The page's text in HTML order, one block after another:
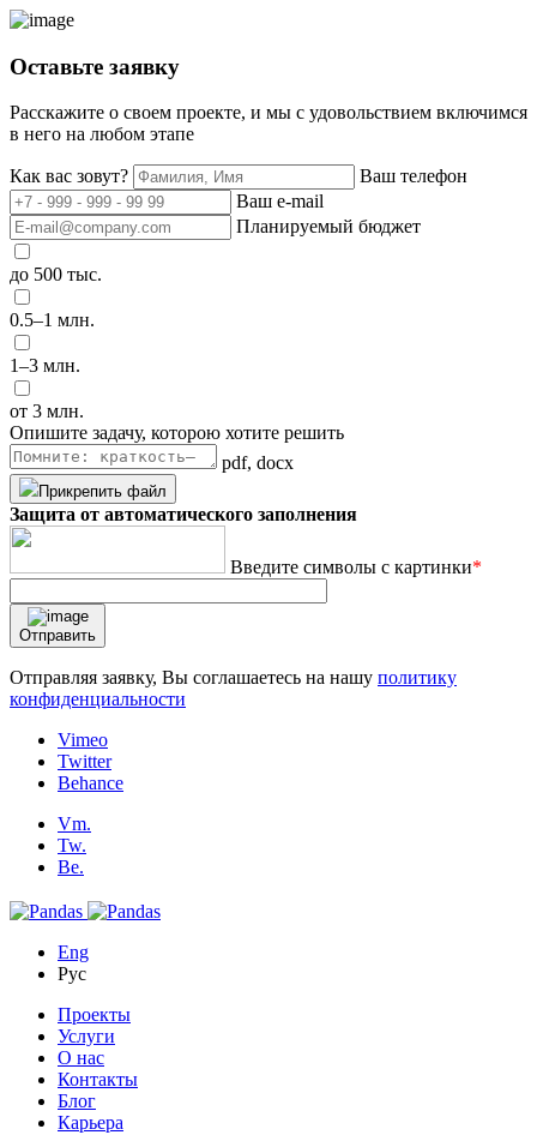
Оставьте заявку
Расскажите о своем проекте, и мы с удовольствием включимся
в него на любом этапе
Как вас зовут?
Ваш телефон
Ваш e-mail
Планируемый бюджет
до 500 тыс.
0.5–1 млн.
1–3 млн.
от 3 млн.
Опишите задачу, которою хотите решить
pdf, docx
Прикрепить файл
Защита от автоматического заполнения
Введите символы с картинки*
Отправить
Отправляя заявку, Вы соглашаетесь на нашу политику
конфиденциальности
Vimeo
Twitter
Behance
Vm.
Tw.
Be.
Eng
Рус
Проекты
Услуги
О нас
Контакты
Блог
Карьера